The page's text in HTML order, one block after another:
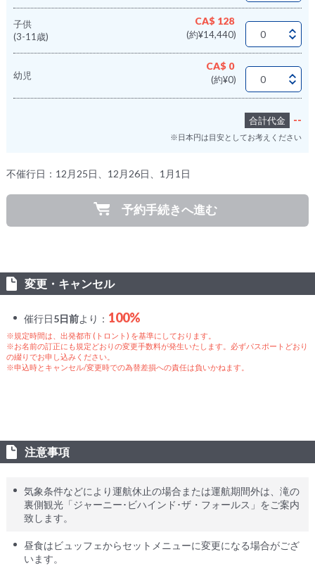
子供
(3-11歳)
CA$ 128
(約¥14,440)
幼児
CA$ 0
(約¥0)
合計代金 --
※日本円は目安としてお考えください
不催行日：12月25日、12月26日、1月1日
予約手続きへ進む
変更・キャンセル
催行日5日前より： 100%
※規定時間は、出発都市 (トロント) を基準にしております。
※お名前の訂正にも規定どおりの変更手数料が発生いたします。必ずパスポートどおり
の綴りでお申し込みください。
※申込時とキャンセル/変更時での為替差損への責任は負いかねます。
注意事項
気象条件などにより運航休止の場合または運航期間外は、滝の
裏側観光「ジャーニー･ビハインド･ザ・フォールス」をご案内
致します。
昼食はビュッフェからセットメニューに変更になる場合がござ
います。